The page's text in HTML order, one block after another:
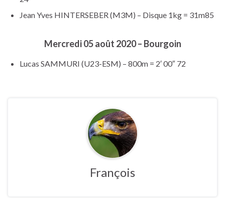
Jean Yves HINTERSEBER (M3M) – Disque 1kg = 31m85
Mercredi 05 août 2020 – Bourgoin
Lucas SAMMURI (U23-ESM) – 800m = 2′ 00″ 72
François